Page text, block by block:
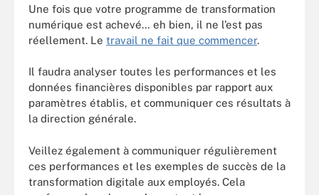
Une fois que votre programme de transformation
numérique est achevé… eh bien, il ne l’est pas
réellement. Le travail ne fait que commencer.
Il faudra analyser toutes les performances et les
données financières disponibles par rapport aux
paramètres établis, et communiquer ces résultats à
la direction générale.
Veillez également à communiquer régulièrement
ces performances et les exemples de succès de la
transformation digitale aux employés. Cela